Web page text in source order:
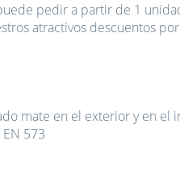
pedir a partir de 1
atractivos descuentos
mate en el exterior y en el
573